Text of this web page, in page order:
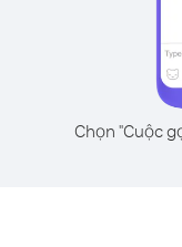
Chọn "Cuộc